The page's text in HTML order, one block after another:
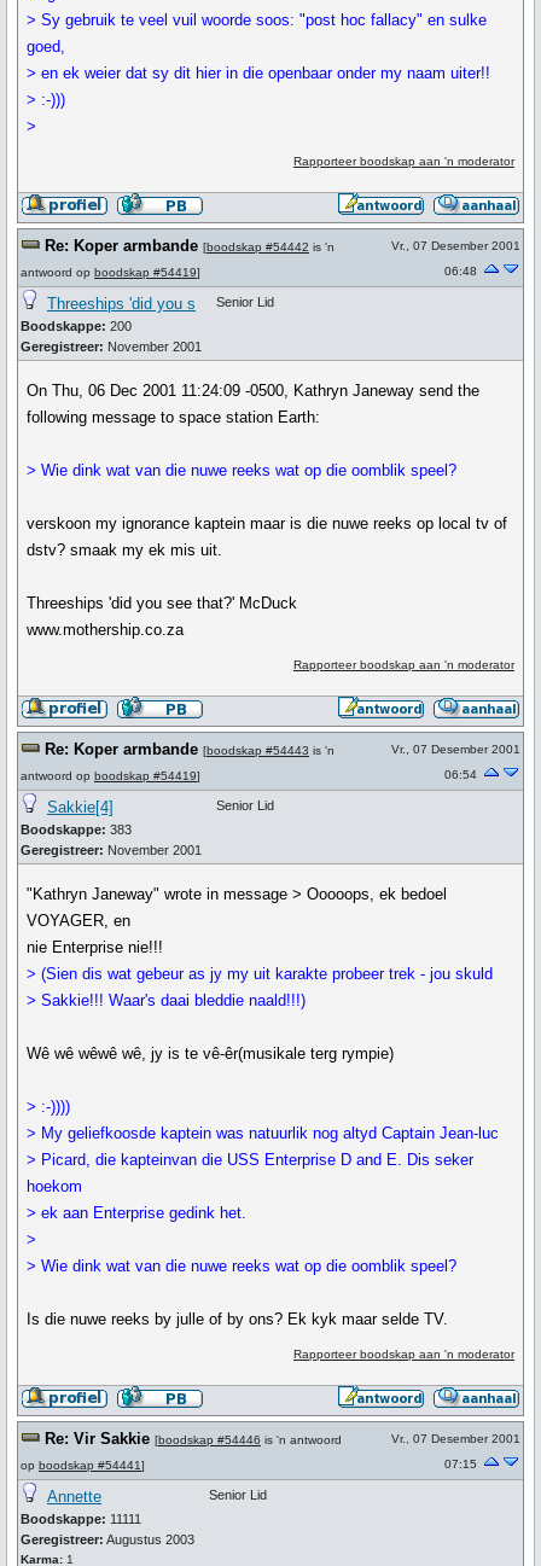
> Sy gebruik te veel vuil woorde soos: "post hoc fallacy" en sulke
goed,
> en ek weier dat sy dit hier in die openbaar onder my naam uiter!!
> :-)))
>
Rapporteer boodskap aan 'n moderator
Re: Koper armbande [boodskap #54442 is 'n
antwoord op boodskap #54419]
Vr., 07 Desember 2001
06:48
Threeships 'did you s
Boodskappe: 200
Geregistreer: November 2001
Senior Lid
On Thu, 06 Dec 2001 11:24:09 -0500, Kathryn Janeway send the
following message to space station Earth:
> Wie dink wat van die nuwe reeks wat op die oomblik speel?
verskoon my ignorance kaptein maar is die nuwe reeks op local tv of
dstv? smaak my ek mis uit.
Threeships 'did you see that?' McDuck
www.mothership.co.za
Rapporteer boodskap aan 'n moderator
Re: Koper armbande [boodskap #54443 is 'n
antwoord op boodskap #54419]
Vr., 07 Desember 2001
06:54
Sakkie[4]
Boodskappe: 383
Geregistreer: November 2001
Senior Lid
"Kathryn Janeway" wrote in message > Ooooops, ek bedoel
VOYAGER, en
nie Enterprise nie!!!
> (Sien dis wat gebeur as jy my uit karakte probeer trek - jou skuld
> Sakkie!!! Waar's daai bleddie naald!!!)
Wê wê wêwê wê, jy is te vê-êr(musikale terg rympie)
> :-))))
> My geliefkoosde kaptein was natuurlik nog altyd Captain Jean-luc
> Picard, die kapteinvan die USS Enterprise D and E. Dis seker
hoekom
> ek aan Enterprise gedink het.
>
> Wie dink wat van die nuwe reeks wat op die oomblik speel?
Is die nuwe reeks by julle of by ons? Ek kyk maar selde TV.
Rapporteer boodskap aan 'n moderator
Re: Vir Sakkie [boodskap #54446 is 'n antwoord
op boodskap #54441]
Vr., 07 Desember 2001
07:15
Annette
Boodskappe: 11111
Geregistreer: Augustus 2003
Karma: 1
Senior Lid